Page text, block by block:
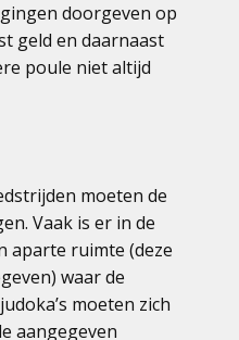
doorgeven op
geld en daarnaast
poule niet altijd
moeten de
Vaak is er in de
aparte ruimte (deze
waar de
moeten zich
aangegeven